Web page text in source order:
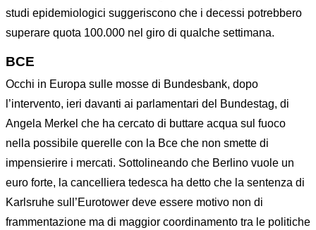
studi epidemiologici suggeriscono che i decessi potrebbero
superare quota 100.000 nel giro di qualche settimana.
BCE
Occhi in Europa sulle mosse di Bundesbank, dopo
l’intervento, ieri davanti ai parlamentari del Bundestag, di
Angela Merkel che ha cercato di buttare acqua sul fuoco
nella possibile querelle con la Bce che non smette di
impensierire i mercati. Sottolineando che Berlino vuole un
euro forte, la cancelliera tedesca ha detto che la sentenza di
Karlsruhe sull’Eurotower deve essere motivo non di
frammentazione ma di maggior coordinamento tra le politiche